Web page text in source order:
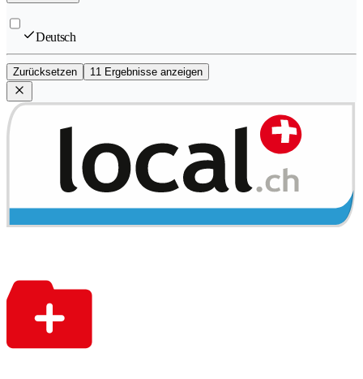
Deutsch
Zurücksetzen 11 Ergebnisse anzeigen